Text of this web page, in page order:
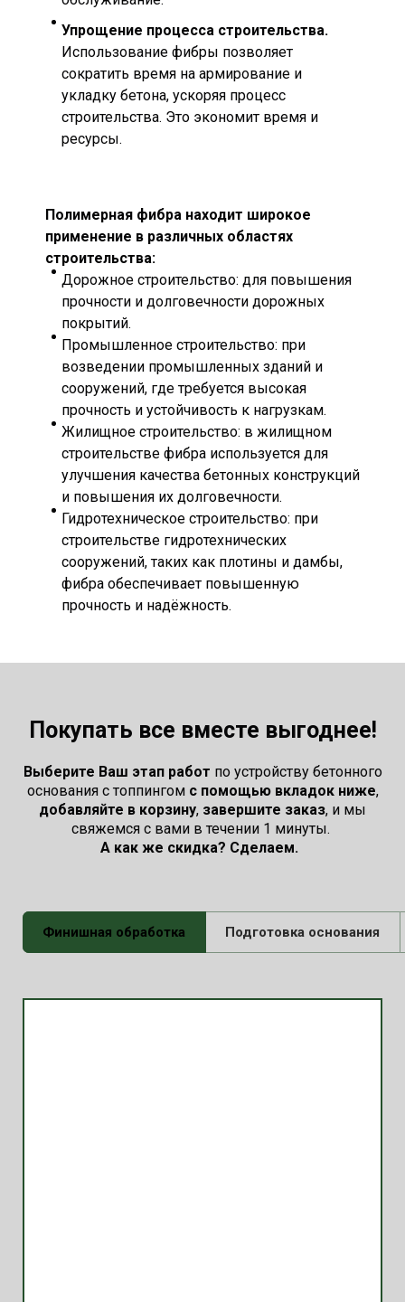
Упрощение процесса строительства.
Использование фибры позволяет
сократить время на армирование и
укладку бетона, ускоряя процесс
строительства. Это экономит время и
ресурсы.
Полимерная фибра находит широкое
применение в различных областях
строительства:
Дорожное строительство: для повышения
прочности и долговечности дорожных
покрытий.
Промышленное строительство: при
возведении промышленных зданий и
сооружений, где требуется высокая
прочность и устойчивость к нагрузкам.
Жилищное строительство: в жилищном
строительстве фибра используется для
улучшения качества бетонных конструкций
и повышения их долговечности.
Гидротехническое строительство: при
строительстве гидротехнических
сооружений, таких как плотины и дамбы,
фибра обеспечивает повышенную
прочность и надёжность.
Покупать все вместе выгоднее!
Выберите Ваш этап работ по устройству бетонного
основания с топпингом с помощью вкладок ниже,
добавляйте в корзину, завершите заказ, и мы
свяжемся с вами в течении 1 минуты.
А как же скидка? Сделаем.
Финишная обработка Подготовка основания